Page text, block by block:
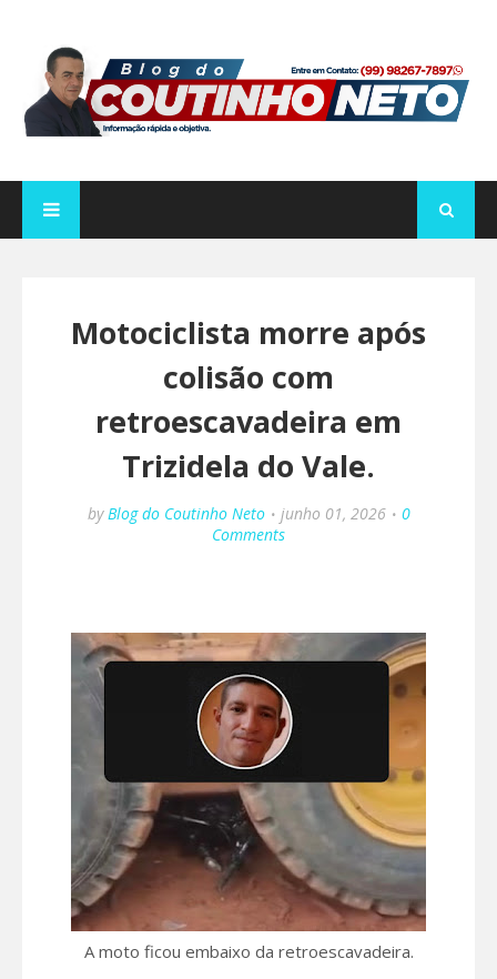
Motociclista morre após
colisão com
retroescavadeira em
Trizidela do Vale.
by Blog do Coutinho Neto junho 01, 2026
0
Comments
A moto ficou embaixo da retroescavadeira.